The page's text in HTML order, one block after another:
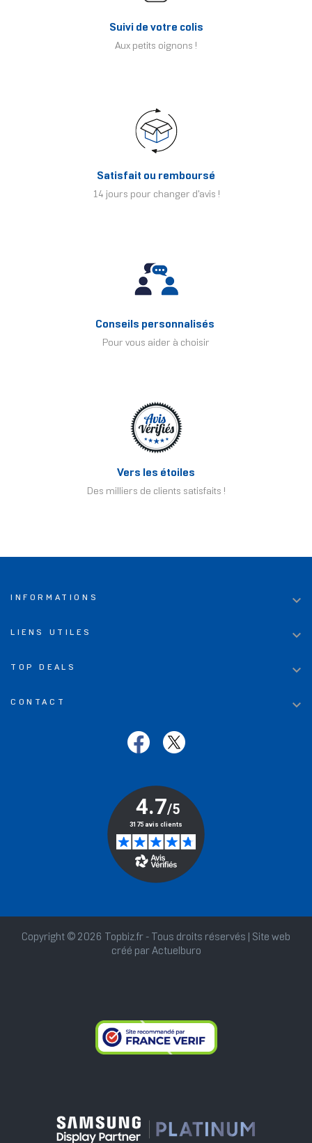
Suivi de votre colis
Aux petits oignons !
Satisfait ou remboursé
14 jours pour changer d'avis !
Conseils personnalisés
Pour vous aider à choisir
Vers les étoiles
Des milliers de clients satisfaits !
INFORMATIONS 
LIENS UTILES 
TOP DEALS 
CONTACT 
Copyright © 2026 Topbiz.fr - Tous droits réservés | Site web
créé par Actuelburo